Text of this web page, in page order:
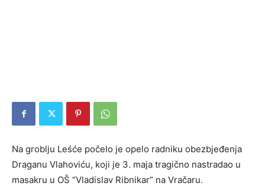
Na groblju Leśće počelo je opelo radniku obezbjeđenja
Draganu Vlahoviću, koji je 3. maja tragično nastradao u
masakru u OŠ “Vladislav Ribnikar” na Vračaru.